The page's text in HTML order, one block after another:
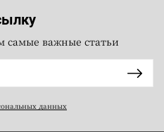
самые важные статьи
данных